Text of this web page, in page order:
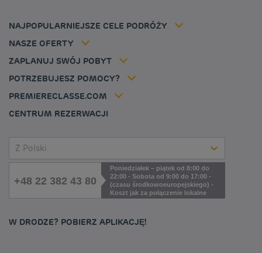
NAJPOPULARNIEJSZE CELE PODRÓŻY
NASZE OFERTY
Stawka członkowska
ZAPLANUJ SWÓJ POBYT
POTRZEBUJESZ POMOCY?
PREMIERECLASSE.COM
Tax policy
Kariera
Louvre Hotels Group
CENTRUM REZERWACJI
Z Polski
+48 22 382 43 80
Poniedziałek – piątek od 8:00 do
22:00 - Sobota od 9:00 do 17:00 -
(czasu środkowoeuropejskiego) -
Koszt jak za połączenie lokalne
W DRODZE? POBIERZ APLIKACJĘ!